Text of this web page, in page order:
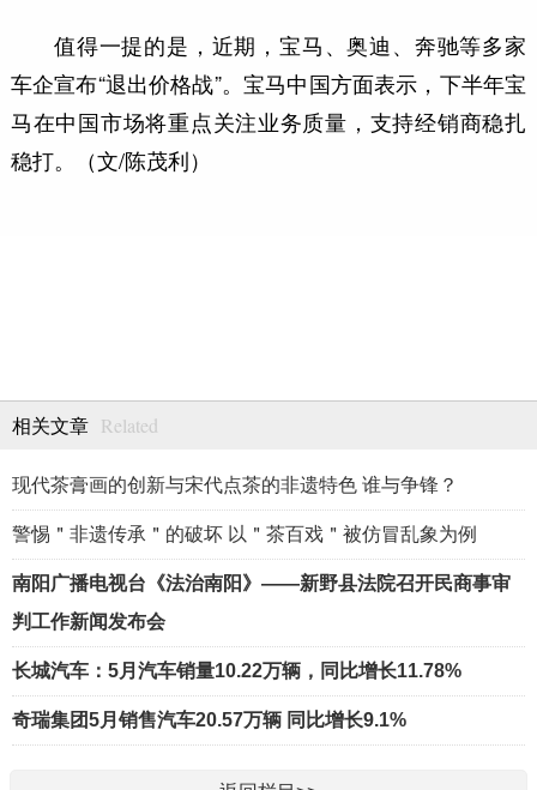
值得一提的是，近期，宝马、奥迪、奔驰等多家
车企宣布“退出价格战”。宝马中国方面表示，下半年宝
马在中国市场将重点关注业务质量，支持经销商稳扎
稳打。（文/陈茂利）
相关文章 Related
现代茶膏画的创新与宋代点茶的非遗特色 谁与争锋？
警惕＂非遗传承＂的破坏 以＂茶百戏＂被仿冒乱象为例
南阳广播电视台《法治南阳》——新野县法院召开民商事审
判工作新闻发布会
长城汽车：5月汽车销量10.22万辆，同比增长11.78%
奇瑞集团5月销售汽车20.57万辆 同比增长9.1%